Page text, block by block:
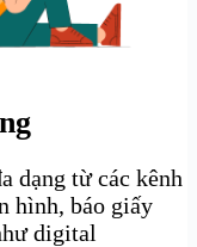
dạng từ các kênh
hình, báo giấy
digital